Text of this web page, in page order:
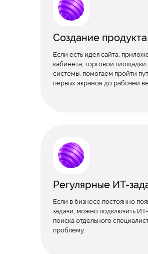
Создание продукта
Если есть идея сайта,
кабинета, торговой
системы, помогаем пройти
первых экранов до рабочей
Регулярные ИТ-
Если в бизнесе постоянно
задачи, можно подключить
поиска отдельного
проблему.